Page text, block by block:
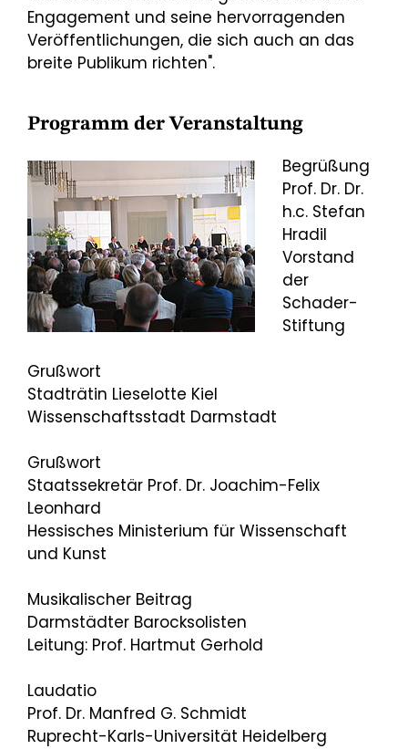
Engagement und seine hervorragenden
Veröffentlichungen, die sich auch an das
breite Publikum richten".
Programm der Veranstaltung
Begrüßung
Prof. Dr. Dr.
h.c. Stefan
Hradil
Vorstand
der
Schader-
Stiftung
Grußwort
Stadträtin Lieselotte Kiel
Wissenschaftsstadt Darmstadt
Grußwort
Staatssekretär Prof. Dr. Joachim-Felix
Leonhard
Hessisches Ministerium für Wissenschaft
und Kunst
Musikalischer Beitrag
Darmstädter Barocksolisten
Leitung: Prof. Hartmut Gerhold
Laudatio
Prof. Dr. Manfred G. Schmidt
Ruprecht-Karls-Universität Heidelberg